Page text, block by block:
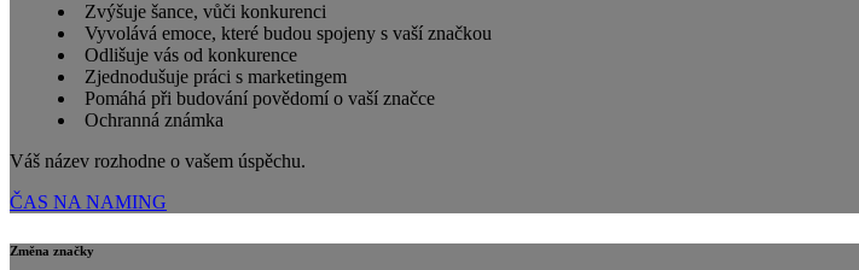
Zvýšuje šance, vůči konkurenci
Vyvolává emoce, které budou spojeny s vaší značkou
Odlišuje vás od konkurence
Zjednodušuje práci s marketingem
Pomáhá při budování povědomí o vaší značce
Ochranná známka
Váš název rozhodne o vašem úspěchu.
ČAS NA NAMING
Změna značky